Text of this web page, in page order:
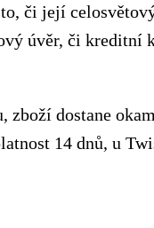
či její
úvěr, či kreditní
zboží dostane
14 dnů, u